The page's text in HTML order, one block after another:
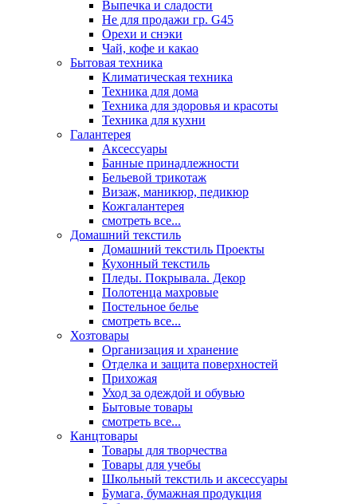
Выпечка и сладости
Не для продажи гр. G45
Орехи и снэки
Чай, кофе и какао
Бытовая техника
Климатическая техника
Техника для дома
Техника для здоровья и красоты
Техника для кухни
Галантерея
Аксессуары
Банные принадлежности
Бельевой трикотаж
Визаж, маникюр, педикюр
Кожгалантерея
смотреть все...
Домашний текстиль
Домашний текстиль Проекты
Кухонный текстиль
Пледы. Покрывала. Декор
Полотенца махровые
Постельное белье
смотреть все...
Хозтовары
Организация и хранение
Отделка и защита поверхностей
Прихожая
Уход за одеждой и обувью
Бытовые товары
смотреть все...
Канцтовары
Товары для творчества
Товары для учебы
Школьный текстиль и аксессуары
Бумага, бумажная продукция